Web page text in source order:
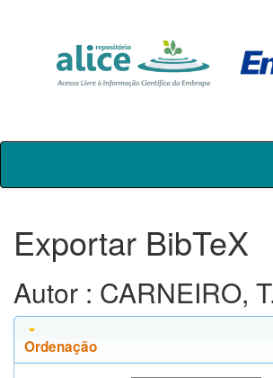
Skip
Exportar BibTeX
Autor : CARNEIRO,
Ordenação